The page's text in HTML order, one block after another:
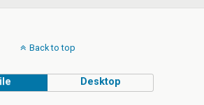
Back to top
Desktop